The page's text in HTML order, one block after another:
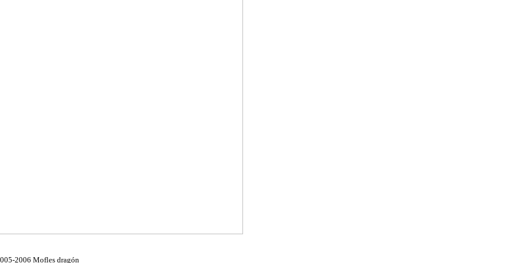
2006 Mofles dragón